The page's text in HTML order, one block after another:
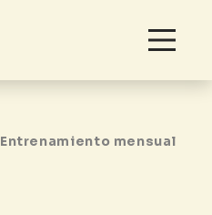
Entrenamiento mensual